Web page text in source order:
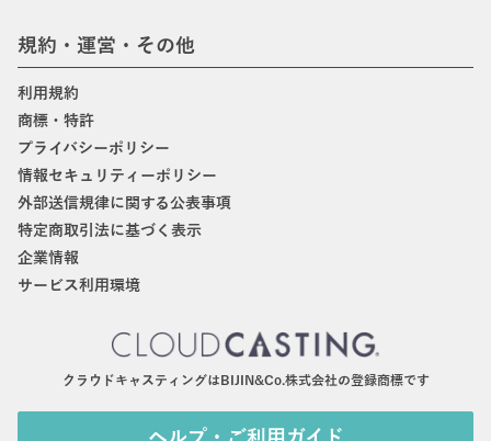
規約・運営・その他
利用規約
商標・特許
プライバシーポリシー
情報セキュリティーポリシー
外部送信規律に関する公表事項
特定商取引法に基づく表示
企業情報
サービス利用環境
クラウドキャスティングはBIJIN&Co.株式会社の登録商標です